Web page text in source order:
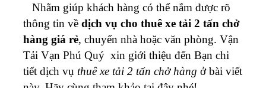
Nhằm giúp khách hàng có thể nắm được rõ
thông tin về dịch vụ cho thuê xe tải 2 tấn chở
hàng giá rẻ, chuyển nhà hoặc văn phòng. Vận
Tải Vạn Phú Quý xin giới thiệu đến Bạn chi
tiết dịch vụ thuê xe tải 2 tấn chở hàng ở bài viết